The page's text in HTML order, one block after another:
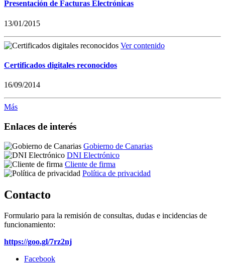
Presentación de Facturas Electrónicas
13/01/2015
Ver contenido
Certificados digitales reconocidos
16/09/2014
Más
Enlaces de interés
Gobierno de Canarias
DNI Electrónico
Cliente de firma
Política de privacidad
Contacto
Formulario para la remisión de consultas, dudas e incidencias de
funcionamiento:
https://goo.gl/7rz2nj
Facebook